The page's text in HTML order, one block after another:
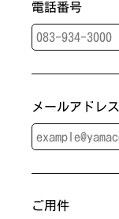
電話番号
メールアドレス
ご用件